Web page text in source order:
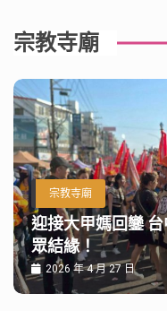
宗教寺廟
宗教寺廟
迎接大甲媽回鑾
眾結緣！
2026 年 4 月 27 日